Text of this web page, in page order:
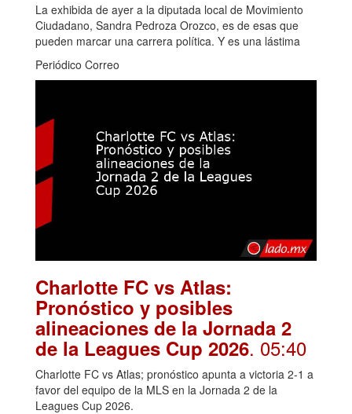
La exhibida de ayer a la diputada local de Movimiento
Ciudadano, Sandra Pedroza Orozco, es de esas que
pueden marcar una carrera política. Y es una lástima
Periódico Correo
Charlotte FC vs Atlas:
Pronóstico y posibles
alineaciones de la Jornada 2
de la Leagues Cup 2026. 05:40
Charlotte FC vs Atlas; pronóstico apunta a victoria 2-1 a
favor del equipo de la MLS en la Jornada 2 de la
Leagues Cup 2026.